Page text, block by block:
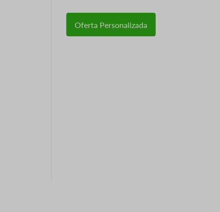
Oferta Personalizada